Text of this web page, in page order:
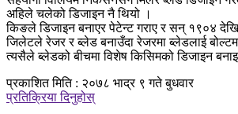
अहिले चलेको डिजाइन नै थियो ।
किङले डिजाइन बनाएर पेटेन्ट गराए र सन् १९०४
जिलेटले रेजर र ब्लेड बनाउँदा रेजरमा ब्लेडलाई
त्यसैले ब्लेडको बीचमा विशेष किसिमको डिजाइन
प्रकाशित मिति : २०७८ भाद्र ९ गते बुधवार
प्रतिक्रिया दिनुहोस्